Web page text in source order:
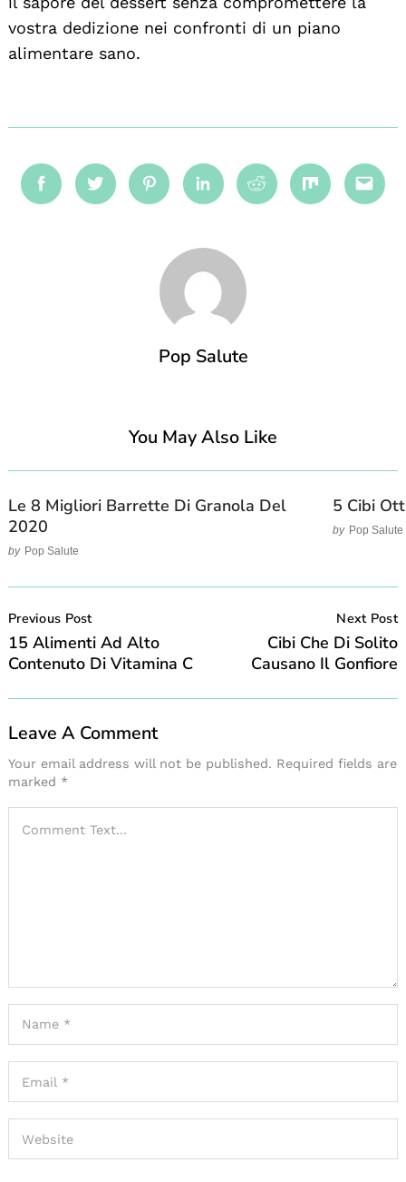
vostra dedizione nei confronti di un piano
alimentare sano.
FacebookTwitterPinterestLinkedinRedditMix
Pop Salute
You May Also Like
Le 8 Migliori Barrette Di Granola Del
2020
by Pop Salute
5 Cibi
by Pop Salute
Navigation
Previous Post
15 Alimenti Ad Alto
Contenuto Di Vitamina C
Next Post
Cibi Che Di Solito
Causano Il Gonfiore
Leave A Comment
Your email address will not be published. Required fields are
marked *